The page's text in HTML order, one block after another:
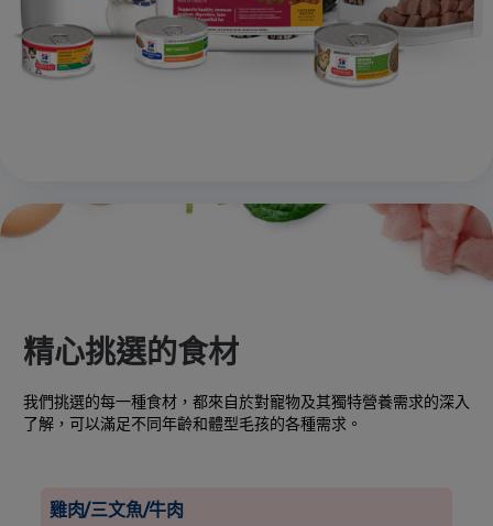
精心挑選的食材
我們挑選的每一種食材，都來自於對寵物及其獨特營養需求的深入
了解，可以滿足不同年齡和體型毛孩的各種需求。
雞肉/三文魚/牛肉